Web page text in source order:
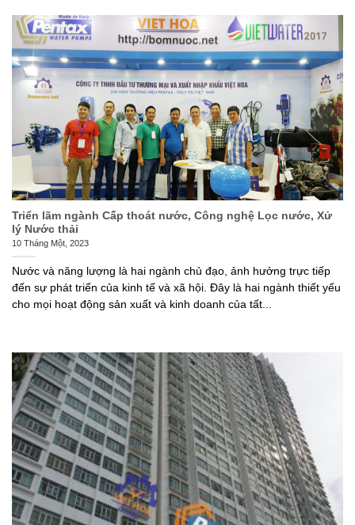
Triển lãm ngành Cấp thoát nước, Công nghệ Lọc nước, Xử
lý Nước thải
10 Tháng Một, 2023
Nước và năng lượng là hai ngành chủ đạo, ảnh hưởng trực tiếp
đến sự phát triển của kinh tế và xã hội. Đây là hai ngành thiết yếu
cho mọi hoạt động sản xuất và kinh doanh của tất...